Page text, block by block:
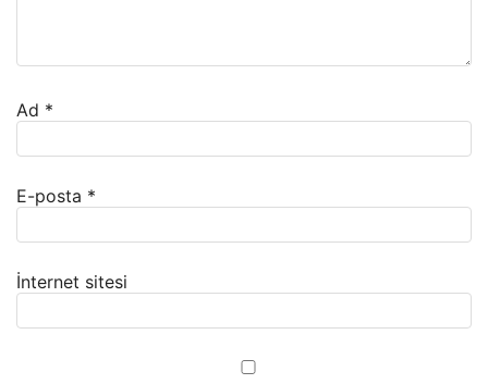
Ad *
E-posta *
İnternet sitesi